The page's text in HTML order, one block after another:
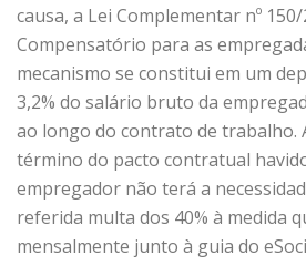
causa, a Lei Complementar nº
Compensatório para as
mecanismo se constitui em um
3,2% do salário bruto da
ao longo do contrato de trabalho.
término do pacto contratual
empregador não terá a
referida multa dos 40% à medida
mensalmente junto à guia do